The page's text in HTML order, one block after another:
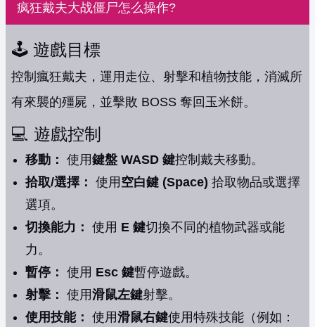
疯狂戴夫大战僵尸怎么操作?
🕹️ 遊戲目標
控制瘋狂戴夫，運用走位、射擊和植物技能，消滅所
有來襲的殭屍，並擊敗 BOSS 奪回玉米餅。
💻 遊戲控制
移動： 使用鍵盤 WASD 鍵控制戴夫移動。
拾取/選擇： 使用 空白鍵 (Space) 拾取物品或選擇
選項。
切換能力： 使用 E 鍵切換不同的植物武器或能
力。
暫停： 使用 Esc 鍵暫停遊戲。
射擊： 使用滑鼠左鍵射擊。
使用技能： 使用滑鼠右鍵使用特殊技能（例如：